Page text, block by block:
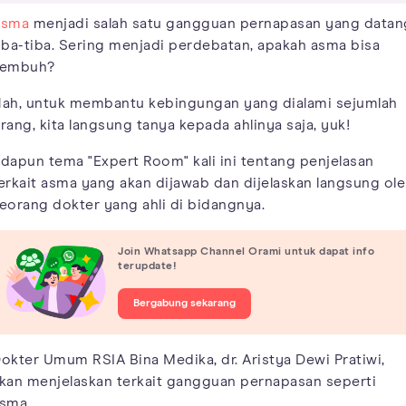
menjadi salah satu gangguan pernapasan yang
tiba. Sering menjadi perdebatan, apakah asma bisa
untuk membantu kebingungan yang dialami sejumlah
kita langsung tanya kepada ahlinya saja, yuk!
tema "Expert Room" kali ini tentang penjelasan
asma yang akan dijawab dan dijelaskan langsung
dokter yang ahli di bidangnya.
Join Whatsapp Channel Orami untuk dapat info
terupdate!
Bergabung sekarang
Umum RSIA Bina Medika, dr. Aristya Dewi Pratiwi,
menjelaskan terkait gangguan pernapasan seperti